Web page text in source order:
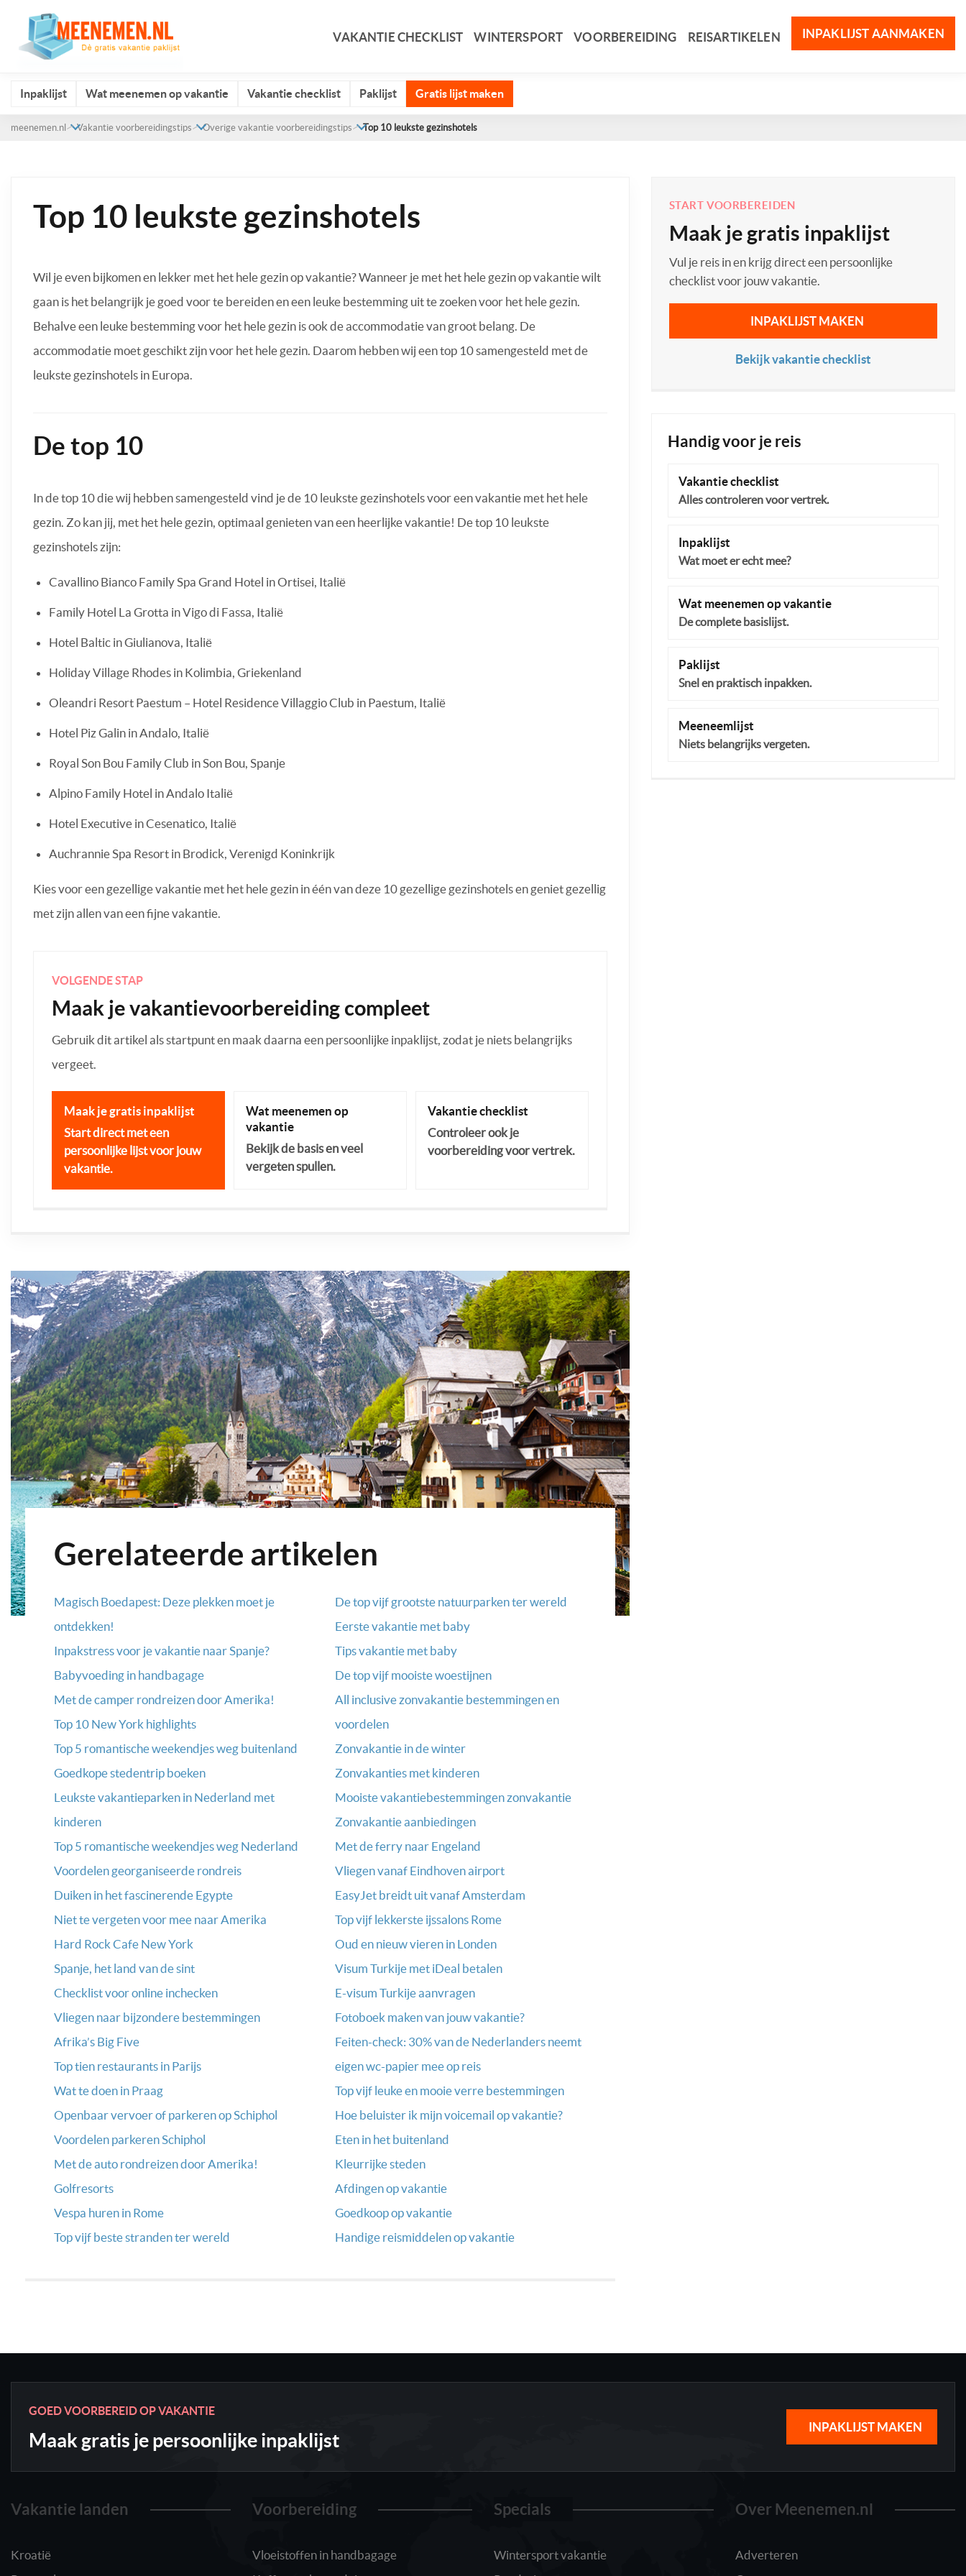
VAKANTIE CHECKLIST WINTERSPORT VOORBEREIDING REISARTIKELEN INPAKLIJST AANMAKEN
Inpaklijst Wat meenemen op vakantie Vakantie checklist Paklijst Gratis lijst maken
meenemen.nl Vakantie voorbereidingstips Overige vakantie voorbereidingstips Top 10 leukste gezinshotels
Top 10 leukste gezinshotels
Wil je even bijkomen en lekker met het hele gezin op vakantie? Wanneer je met het hele gezin op vakantie wilt
gaan is het belangrijk je goed voor te bereiden en een leuke bestemming uit te zoeken voor het hele gezin.
Behalve een leuke bestemming voor het hele gezin is ook de accommodatie van groot belang. De
accommodatie moet geschikt zijn voor het hele gezin. Daarom hebben wij een top 10 samengesteld met de
leukste gezinshotels in Europa.
De top 10
In de top 10 die wij hebben samengesteld vind je de 10 leukste gezinshotels voor een vakantie met het hele
gezin. Zo kan jij, met het hele gezin, optimaal genieten van een heerlijke vakantie! De top 10 leukste
gezinshotels zijn:
Cavallino Bianco Family Spa Grand Hotel in Ortisei, Italië
Family Hotel La Grotta in Vigo di Fassa, Italië
Hotel Baltic in Giulianova, Italië
Holiday Village Rhodes in Kolimbia, Griekenland
Oleandri Resort Paestum – Hotel Residence Villaggio Club in Paestum, Italië
Hotel Piz Galin in Andalo, Italië
Royal Son Bou Family Club in Son Bou, Spanje
Alpino Family Hotel in Andalo Italië
Hotel Executive in Cesenatico, Italië
Auchrannie Spa Resort in Brodick, Verenigd Koninkrijk
Kies voor een gezellige vakantie met het hele gezin in één van deze 10 gezellige gezinshotels en geniet gezellig
met zijn allen van een fijne vakantie.
VOLGENDE STAP
Maak je vakantievoorbereiding compleet
Gebruik dit artikel als startpunt en maak daarna een persoonlijke inpaklijst, zodat je niets belangrijks
vergeet.
Maak je gratis inpaklijst
Start direct met een
persoonlijke lijst voor jouw
vakantie.
Wat meenemen op
vakantie
Bekijk de basis en veel
vergeten spullen.
Vakantie checklist
Controleer ook je
voorbereiding voor vertrek.
Gerelateerde artikelen
Magisch Boedapest: Deze plekken moet je
ontdekken!
Inpakstress voor je vakantie naar Spanje?
Babyvoeding in handbagage
Met de camper rondreizen door Amerika!
Top 10 New York highlights
Top 5 romantische weekendjes weg buitenland
Goedkope stedentrip boeken
Leukste vakantieparken in Nederland met
kinderen
Top 5 romantische weekendjes weg Nederland
Voordelen georganiseerde rondreis
Duiken in het fascinerende Egypte
Niet te vergeten voor mee naar Amerika
Hard Rock Cafe New York
Spanje, het land van de sint
Checklist voor online inchecken
Vliegen naar bijzondere bestemmingen
Afrika’s Big Five
Top tien restaurants in Parijs
Wat te doen in Praag
Openbaar vervoer of parkeren op Schiphol
Voordelen parkeren Schiphol
Met de auto rondreizen door Amerika!
Golfresorts
Vespa huren in Rome
Top vijf beste stranden ter wereld
De top vijf grootste natuurparken ter wereld
Eerste vakantie met baby
Tips vakantie met baby
De top vijf mooiste woestijnen
All inclusive zonvakantie bestemmingen en
voordelen
Zonvakantie in de winter
Zonvakanties met kinderen
Mooiste vakantiebestemmingen zonvakantie
Zonvakantie aanbiedingen
Met de ferry naar Engeland
Vliegen vanaf Eindhoven airport
EasyJet breidt uit vanaf Amsterdam
Top vijf lekkerste ijssalons Rome
Oud en nieuw vieren in Londen
Visum Turkije met iDeal betalen
E-visum Turkije aanvragen
Fotoboek maken van jouw vakantie?
Feiten-check: 30% van de Nederlanders neemt
eigen wc-papier mee op reis
Top vijf leuke en mooie verre bestemmingen
Hoe beluister ik mijn voicemail op vakantie?
Eten in het buitenland
Kleurrijke steden
Afdingen op vakantie
Goedkoop op vakantie
Handige reismiddelen op vakantie
START VOORBEREIDEN
Maak je gratis inpaklijst
Vul je reis in en krijg direct een persoonlijke
checklist voor jouw vakantie.
INPAKLIJST MAKEN
Bekijk vakantie checklist
Handig voor je reis
Vakantie checklist
Alles controleren voor vertrek.
Inpaklijst
Wat moet er echt mee?
Wat meenemen op vakantie
De complete basislijst.
Paklijst
Snel en praktisch inpakken.
Meeneemlijst
Niets belangrijks vergeten.
GOED VOORBEREID OP VAKANTIE
Maak gratis je persoonlijke inpaklijst
INPAKLIJST MAKEN
Vakantie landen
Kroatië
Voorbereiding
Vloeistoffen in handbagage
Specials
Wintersport vakantie
Over Meenemen.nl
Adverteren